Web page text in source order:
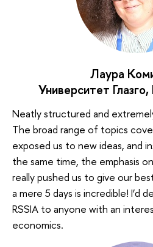
Лаура
Университет
Neatly structured and
The broad range of topics
exposed us to new ideas, and
the same time, the emphasis
really pushed us to give our
a mere 5 days is incredible! I’d
RSSIA to anyone with an
economics.